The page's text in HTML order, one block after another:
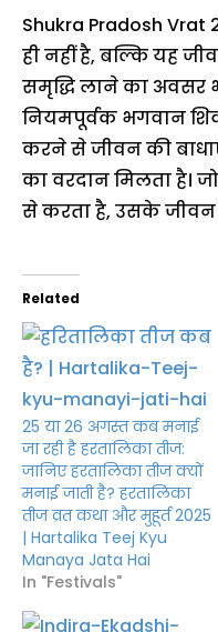
Shukra Pradosh Vrat
ही नहीं है, बल्कि यह
समृद्धि लाने का अवसर
नियमपूर्वक भगवान
करने से जीवन की
का वरदान मिलता है।
से करता है, उसके जीवन
Related
25 या 26 अगस्त कब मनाई
जा रही है हरतालिका तीज:
जानिए हरतालिका तीज क्यों
मनाई जाती है? हरतालिका
तीज व्रत कथा और मुहूर्त 2025
| Hartalika Teej Kyu
Manaya Jata Hai
In "Festivals"